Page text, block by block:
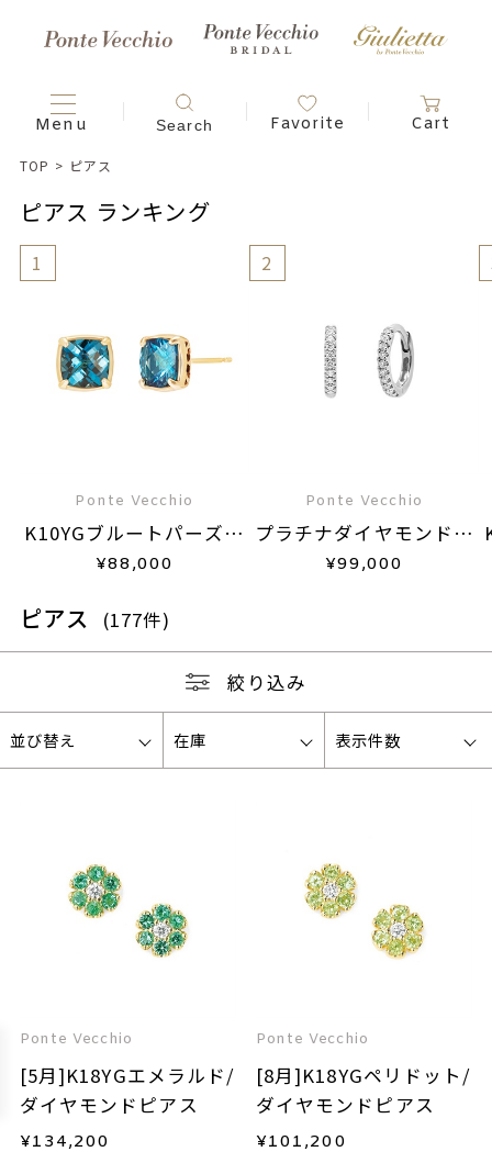
TOP > ピアス
ピアス ランキング
1
Ponte Vecchio
K10YGブルートパーズピ
アス
¥88,000
2
Ponte Vecchio
プラチナダイヤモンドピ
アス
¥99,000
ピアス (177件)
絞り込み
並び替え 在庫 表示件数
Ponte Vecchio
[5月]K18YGエメラルド/
ダイヤモンドピアス
¥134,200
Ponte Vecchio
[8月]K18YGペリドット/
ダイヤモンドピアス
¥101,200